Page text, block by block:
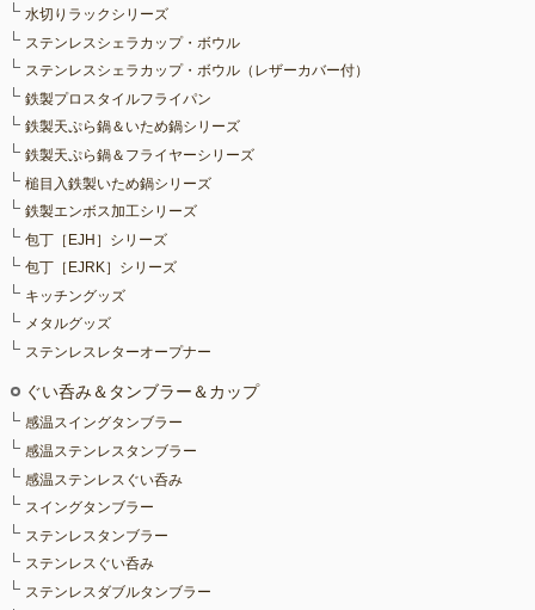
水切りラックシリーズ
ステンレスシェラカップ・ボウル
ステンレスシェラカップ・ボウル（レザーカバー付）
鉄製プロスタイルフライパン
鉄製天ぷら鍋＆いため鍋シリーズ
鉄製天ぷら鍋＆フライヤーシリーズ
槌目入鉄製いため鍋シリーズ
鉄製エンボス加工シリーズ
包丁［EJH］シリーズ
包丁［EJRK］シリーズ
キッチングッズ
メタルグッズ
ステンレスレターオープナー
ぐい呑み＆タンブラー＆カップ
感温スイングタンブラー
感温ステンレスタンブラー
感温ステンレスぐい呑み
スイングタンブラー
ステンレスタンブラー
ステンレスぐい呑み
ステンレスダブルタンブラー